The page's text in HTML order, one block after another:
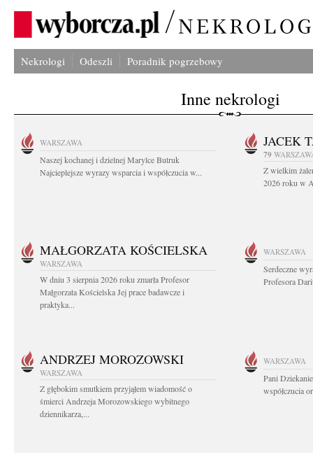
Nekrologi Odeszli Poradnik pogrzebowy
Inne nekrologi
WARSZAWA
Naszej kochanej i dzielnej Marylce Butruk
Najcieplejsze wyrazy wsparcia i współczucia w...
JACEK
79
Z wielkim
2026 roku w
MAŁGORZATA KOŚCIELSKA
WARSZAWA
W dniu 3 sierpnia 2026 roku zmarła Profesor
Małgorzata Kościelska Jej prace badawcze i
praktyka...
WARSZAWA
Serdeczne
Profesora
ANDRZEJ MOROZOWSKI
WARSZAWA
Z głębokim smutkiem przyjąłem wiadomość o
śmierci Andrzeja Morozowskiego wybitnego
dziennikarza,...
WARSZAWA
Pani
współczucia